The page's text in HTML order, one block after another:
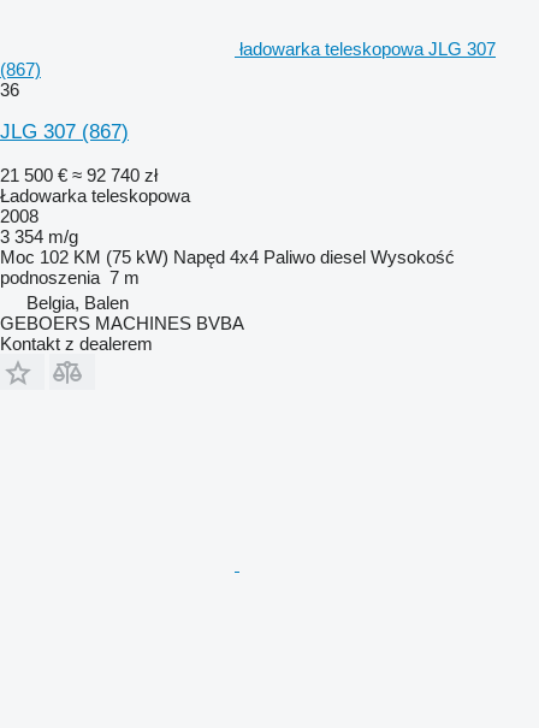
ładowarka teleskopowa JLG 307
(867)
36
JLG 307 (867)
21 500 € ≈ 92 740 zł
Ładowarka teleskopowa
2008
3 354 m/g
Moc 102 KM (75 kW) Napęd 4x4 Paliwo diesel Wysokość
podnoszenia 7 m
Belgia, Balen
GEBOERS MACHINES BVBA
Kontakt z dealerem